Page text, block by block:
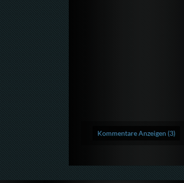
Kommentare Anzeigen (3)